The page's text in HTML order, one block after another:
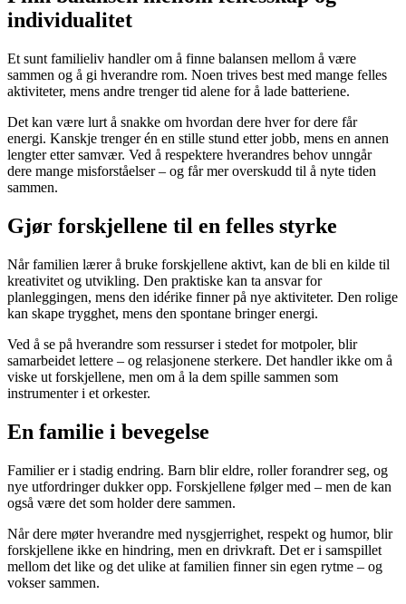
individualitet
Et sunt familieliv handler om å finne balansen mellom å være
sammen og å gi hverandre rom. Noen trives best med mange felles
aktiviteter, mens andre trenger tid alene for å lade batteriene.
Det kan være lurt å snakke om hvordan dere hver for dere får
energi. Kanskje trenger én en stille stund etter jobb, mens en annen
lengter etter samvær. Ved å respektere hverandres behov unngår
dere mange misforståelser – og får mer overskudd til å nyte tiden
sammen.
Gjør forskjellene til en felles styrke
Når familien lærer å bruke forskjellene aktivt, kan de bli en kilde til
kreativitet og utvikling. Den praktiske kan ta ansvar for
planleggingen, mens den idérike finner på nye aktiviteter. Den rolige
kan skape trygghet, mens den spontane bringer energi.
Ved å se på hverandre som ressurser i stedet for motpoler, blir
samarbeidet lettere – og relasjonene sterkere. Det handler ikke om å
viske ut forskjellene, men om å la dem spille sammen som
instrumenter i et orkester.
En familie i bevegelse
Familier er i stadig endring. Barn blir eldre, roller forandrer seg, og
nye utfordringer dukker opp. Forskjellene følger med – men de kan
også være det som holder dere sammen.
Når dere møter hverandre med nysgjerrighet, respekt og humor, blir
forskjellene ikke en hindring, men en drivkraft. Det er i samspillet
mellom det like og det ulike at familien finner sin egen rytme – og
vokser sammen.